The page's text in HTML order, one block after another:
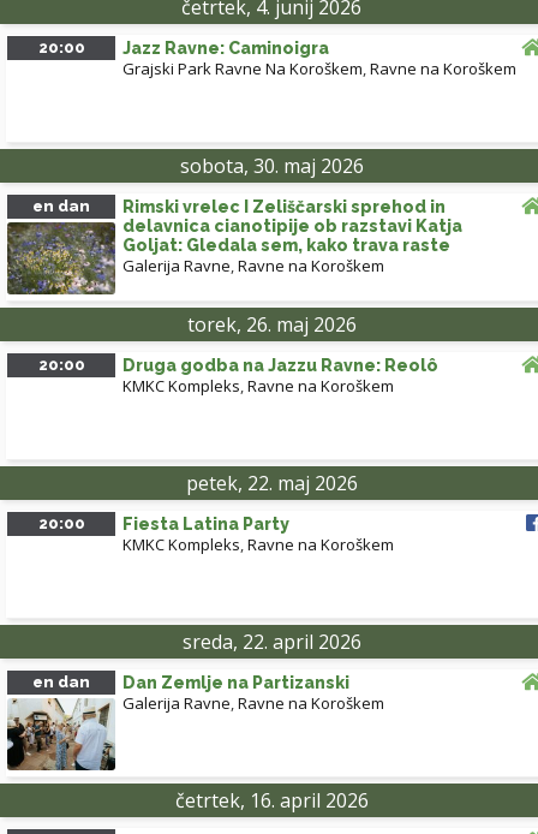
četrtek, 4. junij 2026
20:00 Jazz Ravne: Caminoigra
Grajski Park Ravne Na Koroškem,Ravne na Koroškem
sobota, 30. maj 2026
en dan
Rimski vrelec I Zeliščarski sprehod in
delavnica cianotipije ob razstavi Katja
Goljat: Gledala sem, kako trava raste
Galerija Ravne,Ravne na Koroškem
torek, 26. maj 2026
20:00 Druga godba na Jazzu Ravne: Reolô
KMKC Kompleks,Ravne na Koroškem
petek, 22. maj 2026
20:00 Fiesta Latina Party
KMKC Kompleks,Ravne na Koroškem
sreda, 22. april 2026
en dan Dan Zemlje na Partizanski
Galerija Ravne,Ravne na Koroškem
četrtek, 16. april 2026